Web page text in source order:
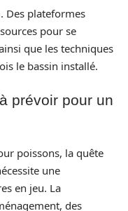
. Des plateformes
pour se
que les techniques
le bassin installé.
prévoir pour un
poissons, la quête
une
en jeu. La
des